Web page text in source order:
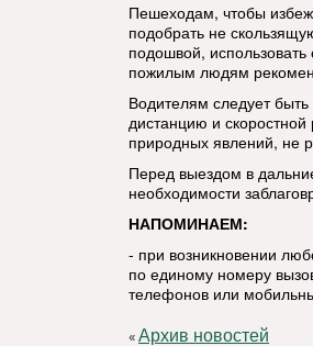
Пешеходам, чтобы
подобрать не
подошвой,
пожилым людям
Водителям следует
дистанцию и
природных явлений, не
Перед выездом в
необходимости
НАПОМИНАЕМ:
- при возникновении
по единому номеру
телефонов или
«Архив новостей